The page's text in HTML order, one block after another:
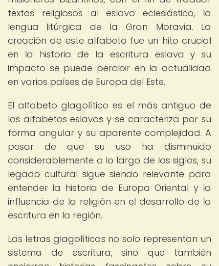
textos religiosos al eslavo eclesiástico, la
lengua litúrgica de la Gran Moravia. La
creación de este alfabeto fue un hito crucial
en la historia de la escritura eslava y su
impacto se puede percibir en la actualidad
en varios países de Europa del Este.
El alfabeto glagolítico es el más antiguo de
los alfabetos eslavos y se caracteriza por su
forma angular y su aparente complejidad. A
pesar de que su uso ha disminuido
considerablemente a lo largo de los siglos, su
legado cultural sigue siendo relevante para
entender la historia de Europa Oriental y la
influencia de la religión en el desarrollo de la
escritura en la región.
Las letras glagolíticas no solo representan un
sistema de escritura, sino que también